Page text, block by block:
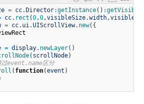
= cc. Director:getInstance( ) :
cc. rect (0,0,visibleSize.width,
= cc. ui.UIScrollView. new( {
= display. newLayer( )
( scrollNode)
event.name区分
( function(event )